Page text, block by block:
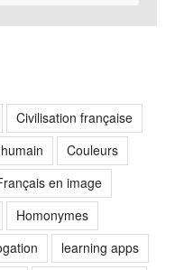
Civilisation française
Couleurs
en image
Homonymes
learning apps